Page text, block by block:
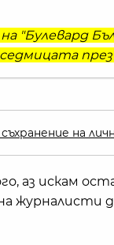
"Булевард
през
на
аз искам
журналисти